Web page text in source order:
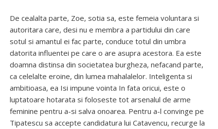
De cealalta parte, Zoe, sotia sa, este femeia voluntara si
autoritara care, desi nu e membra a partidului din care
sotul si amantul ei fac parte, conduce totul din umbra
datorita influentei pe care o are asupra acestora. Ea este
doamna distinsa din societatea burgheza, nefacand parte,
ca celelalte eroine, din lumea mahalalelor. Inteligenta si
ambitioasa, ea Isi impune vointa In fata oricui, este o
luptatoare hotarata si foloseste tot arsenalul de arme
feminine pentru a-si salva onoarea. Pentru a-l convinge pe
Tipatescu sa accepte candidatura lui Catavencu, recurge la